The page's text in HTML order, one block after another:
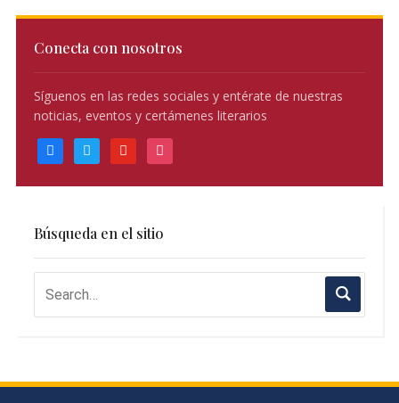
Conecta con nosotros
Síguenos en las redes sociales y entérate de nuestras
noticias, eventos y certámenes literarios
facebooktwitter youtube instagram
Búsqueda en el sitio